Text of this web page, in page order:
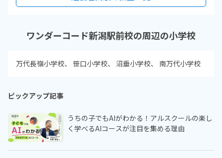
ワンダーコード新潟駅前校の周辺の小学校
万代長嶺小学校 笹口小学校 沼垂小学校 南万代小学校
ピックアップ記事
うちの子でもAIがわかる！アルスクールの楽し
く学べるAIコースが注目を集める理由